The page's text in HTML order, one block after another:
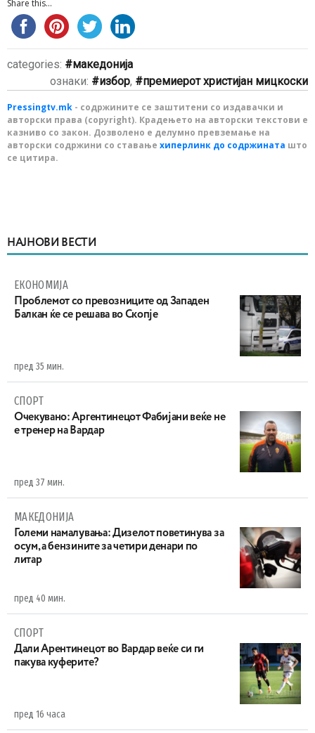
Share this...
categories:
македонија
ознаки:
избор, премиерот христијан мицкоски
Pressingtv.mk - содржините се заштитени со издавачки и
авторски права (copyright). Крадењето на авторски текстови е
казниво со закон. Дозволено е делумно превземање на
авторски содржини со ставање хиперлинк до содржината што
се цитира.
НАЈНОВИ ВЕСТИ
ЕКОНОМИЈА
Проблемот со превозниците од Западен
Балкан ќе се решава во Скопје
пред 35 мин.
СПОРТ
Очекувано: Аргентинецот Фабијани веќе не
е тренер на Вардар
пред 37 мин.
МАКЕДОНИЈА
Големи намалувања: Дизелот поветинува за
осум, а бензините за четири денари по
литар
пред 40 мин.
СПОРТ
Дали Арентинецот во Вардар веќе си ги
пакува куферите?
пред 16 часа